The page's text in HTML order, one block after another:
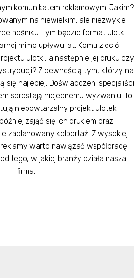
komunikatem reklamowym. Jakim?
na niewielkim, ale niezwykle
nośniku. Tym będzie format ulotki
mimo upływu lat. Komu zlecić
ulotki, a następnie jej druku czy
Z pewnością tym, którzy na
się najlepiej. Doświadczeni specjaliści
sprostają niejednemu wyzwaniu. To
niepowtarzalny projekt ulotek
zająć się ich drukiem oraz
zaplanowany kolportaż. Z wysokiej
warto nawiązać współpracę
tego, w jakiej branży działa nasza
firma.